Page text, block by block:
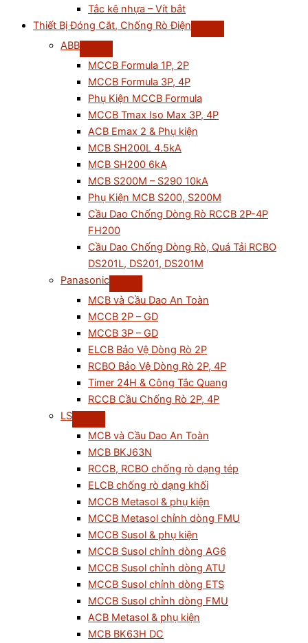
Tắc kê nhựa – Vít bắt
Thiết Bị Đóng Cắt, Chống Rò Điện
ABB
MCCB Formula 1P, 2P
MCCB Formula 3P, 4P
Phụ Kiện MCCB Formula
MCCB Tmax Iso Max 3P, 4P
ACB Emax 2 & Phụ kiện
MCB SH200L 4.5kA
MCB SH200 6kA
MCB S200M – S290 10kA
Phụ Kiện MCB S200, S200M
Cầu Dao Chống Dòng Rò RCCB 2P-4P
FH200
Cầu Dao Chống Dòng Rò, Quá Tải RCBO
DS201L, DS201, DS201M
Panasonic
MCB và Cầu Dao An Toàn
MCCB 2P – GD
MCCB 3P – GD
ELCB Bảo Vệ Dòng Rò 2P
RCBO Bảo Vệ Dòng Rò 2P, 4P
Timer 24H & Công Tắc Quang
RCCB Cầu Chống Rò 2P, 4P
LS
MCB và Cầu Dao An Toàn
MCB BKJ63N
RCCB, RCBO chống rò dạng tép
ELCB chống rò dạng khối
MCCB Metasol & phụ kiện
MCCB Metasol chỉnh dòng FMU
MCCB Susol & phụ kiện
MCCB Susol chỉnh dòng AG6
MCCB Susol chỉnh dòng ATU
MCCB Susol chỉnh dòng ETS
MCCB Susol chỉnh dòng FMU
ACB Metasol & phụ kiện
MCB BK63H DC